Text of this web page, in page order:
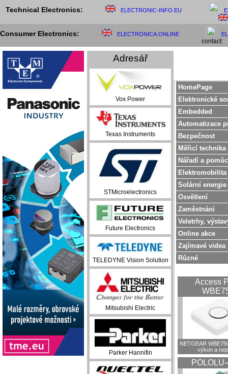
Technical Electronics: ELECTRONIC-INFO.EU
Consumer Electronics: ELECTRONICA.ONLINE
contact:
Adresář
Vox Power
Texas Instruments
STMicroelectronics
Future Electronics
TELEDYNE Vision Solution
Mitsubishi Electric
Parker Hannifin
HomePage
Elektronické
Embedded
Automatizace
Bezpečnost
Měřicí technika
Nářadí a
Elektromobilita
Solární energie
Osvětlení
Zaměstnání
Veletrhy,
Online akce
Zajímavé videa
Různé
Access
NETGEAR
výkon a